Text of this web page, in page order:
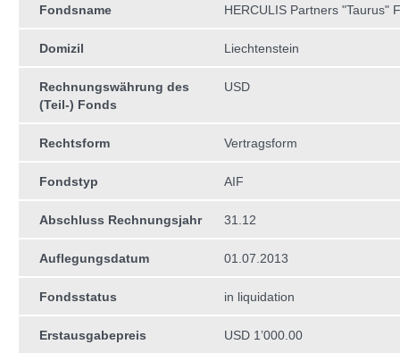
Fondsname HERCULIS Partners "Taurus"
Domizil Liechtenstein
Rechnungswährung des
(Teil-) Fonds
USD
Rechtsform Vertragsform
Fondstyp AIF
Abschluss Rechnungsjahr 31.12
Auflegungsdatum 01.07.2013
Fondsstatus in liquidation
Erstausgabepreis USD 1’000.00